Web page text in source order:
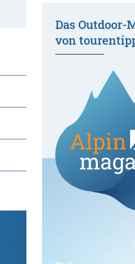
Das Outdoor-
von